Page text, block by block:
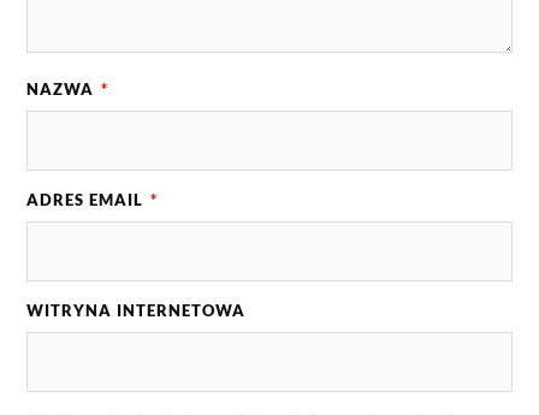
NAZWA *
ADRES EMAIL *
WITRYNA INTERNETOWA